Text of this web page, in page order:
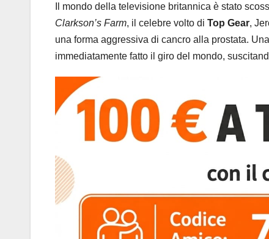
Il mondo della televisione britannica è stato
Clarkson’s Farm, il celebre volto di Top Gear,
una forma aggressiva di cancro alla prostata.
immediatamente fatto il giro del mondo,